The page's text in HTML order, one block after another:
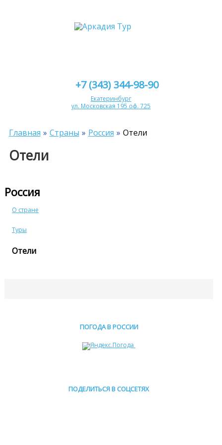
+7 (343) 344-98-90
Екатеринбург
ул. Московская 195 оф. 725
Главная Страны Россия Отели
Отели
Россия
О стране
Туры
Отели
ПОГОДА В РОССИИ
ПОДЕЛИТЬСЯ В СОЦСЕТЯХ